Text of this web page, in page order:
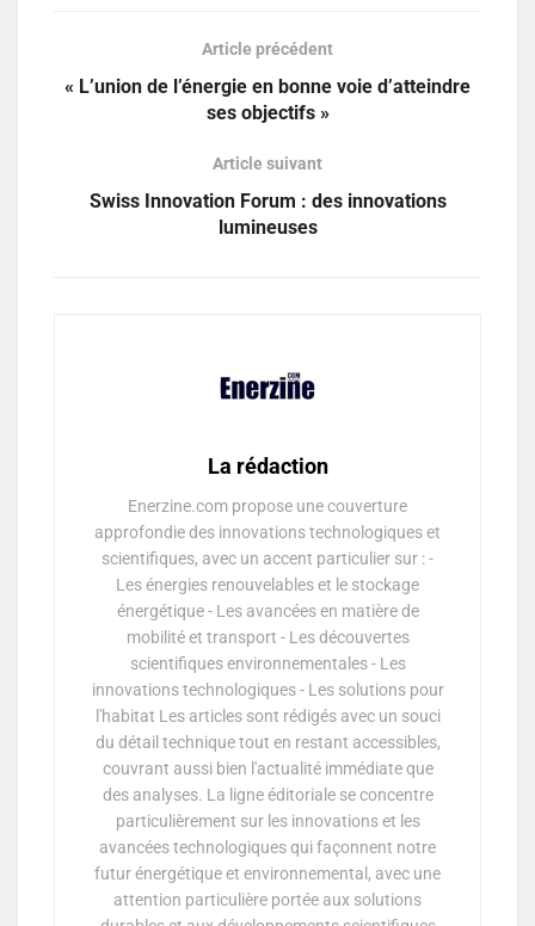
Article précédent
« L’union de l’énergie en bonne voie d’atteindre
ses objectifs »
Article suivant
Swiss Innovation Forum : des innovations
lumineuses
La rédaction
Enerzine.com propose une couverture
approfondie des innovations technologiques et
scientifiques, avec un accent particulier sur : -
Les énergies renouvelables et le stockage
énergétique - Les avancées en matière de
mobilité et transport - Les découvertes
scientifiques environnementales - Les
innovations technologiques - Les solutions pour
l'habitat Les articles sont rédigés avec un souci
du détail technique tout en restant accessibles,
couvrant aussi bien l'actualité immédiate que
des analyses. La ligne éditoriale se concentre
particulièrement sur les innovations et les
avancées technologiques qui façonnent notre
futur énergétique et environnemental, avec une
attention particulière portée aux solutions